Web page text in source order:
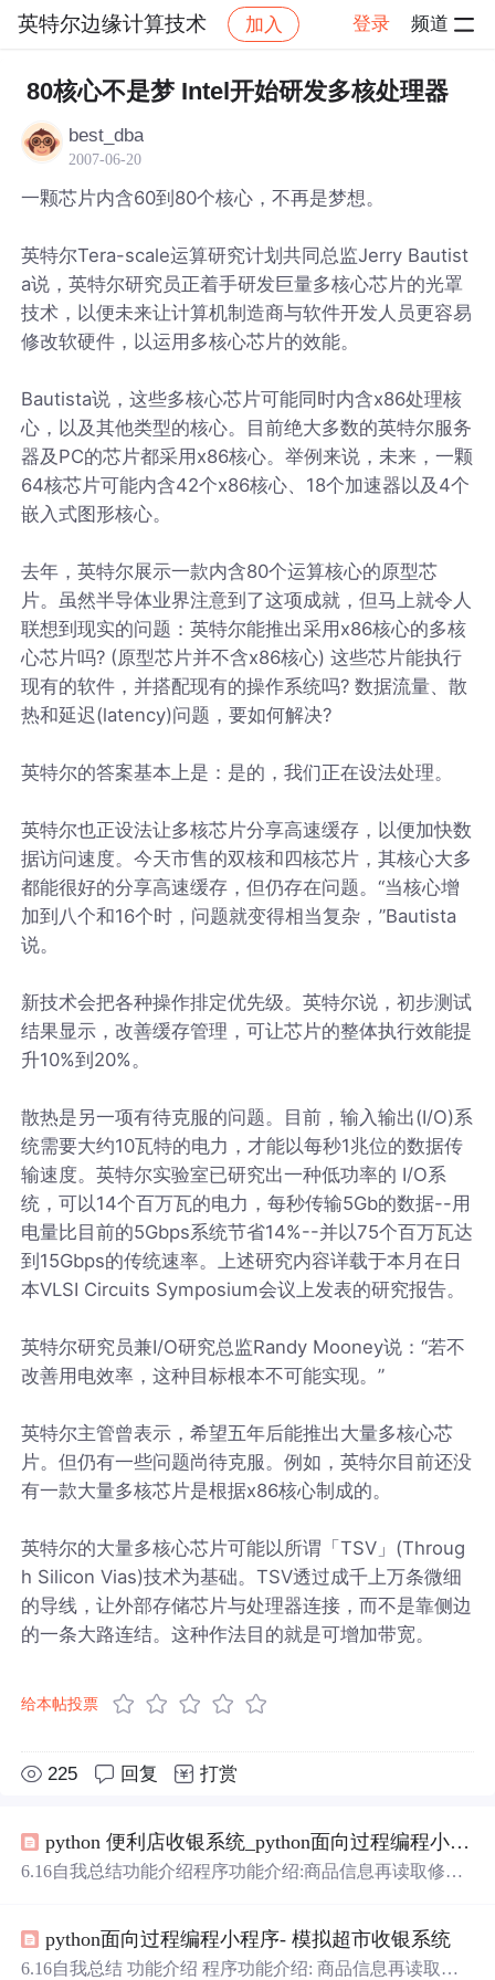
英特尔边缘计算技术 加入 登录 频道
社区 英特尔边缘计算技术 帖子详情
80核心不是梦 Intel开始研发多核处理器
best_dba
2007-06-20
一颗芯片内含60到80个核心，不再是梦想。
英特尔Tera-scale运算研究计划共同总监Jerry Bautist
a说，英特尔研究员正着手研发巨量多核心芯片的光罩
技术，以便未来让计算机制造商与软件开发人员更容易
修改软硬件，以运用多核心芯片的效能。
Bautista说，这些多核心芯片可能同时内含x86处理核
心，以及其他类型的核心。目前绝大多数的英特尔服务
器及PC的芯片都采用x86核心。举例来说，未来，一颗
64核芯片可能内含42个x86核心、18个加速器以及4个
嵌入式图形核心。
去年，英特尔展示一款内含80个运算核心的原型芯
片。虽然半导体业界注意到了这项成就，但马上就令人
联想到现实的问题：英特尔能推出采用x86核心的多核
心芯片吗? (原型芯片并不含x86核心) 这些芯片能执行
现有的软件，并搭配现有的操作系统吗? 数据流量、散
热和延迟(latency)问题，要如何解决?
英特尔的答案基本上是：是的，我们正在设法处理。
英特尔也正设法让多核芯片分享高速缓存，以便加快数
据访问速度。今天市售的双核和四核芯片，其核心大多
都能很好的分享高速缓存，但仍存在问题。“当核心增
加到八个和16个时，问题就变得相当复杂，”Bautista
说。
新技术会把各种操作排定优先级。英特尔说，初步测试
结果显示，改善缓存管理，可让芯片的整体执行效能提
升10%到20%。
散热是另一项有待克服的问题。目前，输入输出(I/O)系
统需要大约10瓦特的电力，才能以每秒1兆位的数据传
输速度。英特尔实验室已研究出一种低功率的 I/O系
统，可以14个百万瓦的电力，每秒传输5Gb的数据--用
电量比目前的5Gbps系统节省14%--并以75个百万瓦达
到15Gbps的传统速率。上述研究内容详载于本月在日
本VLSI Circuits Symposium会议上发表的研究报告。
英特尔研究员兼I/O研究总监Randy Mooney说：“若不
改善用电效率，这种目标根本不可能实现。”
英特尔主管曾表示，希望五年后能推出大量多核心芯
片。但仍有一些问题尚待克服。例如，英特尔目前还没
有一款大量多核芯片是根据x86核心制成的。
英特尔的大量多核心芯片可能以所谓「TSV」(Throug
h Silicon Vias)技术为基础。TSV透过成千上万条微细
的导线，让外部存储芯片与处理器连接，而不是靠侧边
的一条大路连结。这种作法目的就是可增加带宽。
给本帖投票
225 回复 打赏
python 便利店收银系统_python面向过程编程小程序- 模拟超市收银系统
6.16自我总结功能介绍程序功能介绍:商品信息再读取修改
息已json格式保存程序写的过程先生成功能模块和运行模
块再写功能模块中用到的固定的文件目录全放在setting.py
python面向过程编程小程序- 模拟超市收银系统
6.16自我总结 功能介绍 程序功能介绍: 商品信息再读取修